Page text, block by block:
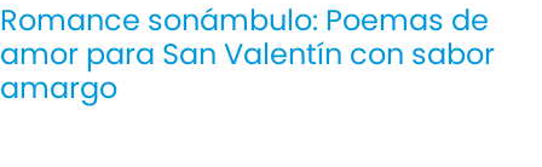
Romance sonámbulo: Poemas de
amor para San Valentín con sabor
amargo